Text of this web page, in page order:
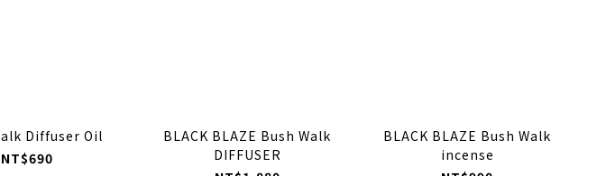
Diffuser Oil
NT$690
BLACK BLAZE Bush Walk
DIFFUSER
BLACK BLAZE Bush Walk
incense